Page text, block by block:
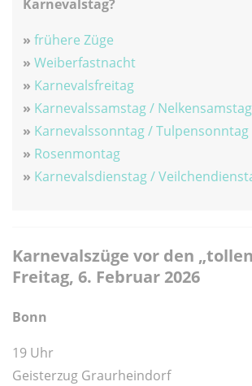
Karnevalstag?
» frühere Züge
» Weiberfastnacht
» Karnevalsfreitag
» Karnevalssamstag / Nelkensamstag
» Karnevalssonntag / Tulpensonntag
» Rosenmontag
» Karnevalsdienstag /
Karnevalszüge vor den
Freitag, 6. Februar 2026
Bonn
19 Uhr
Geisterzug Graurheindorf